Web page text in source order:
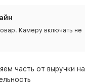
Камеру включать не
часть от выручки на